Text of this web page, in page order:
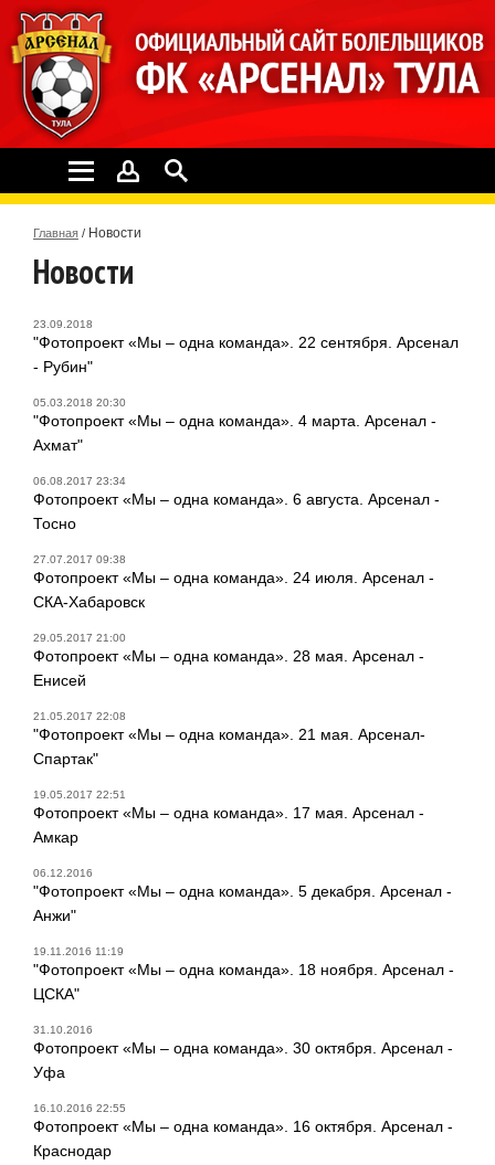
Главная / Новости
Новости
23.09.2018
"Фотопроект «Мы – одна команда». 22 сентября. Арсенал
- Рубин"
05.03.2018 20:30
"Фотопроект «Мы – одна команда». 4 марта. Арсенал -
Ахмат"
06.08.2017 23:34
Фотопроект «Мы – одна команда». 6 августа. Арсенал -
Тосно
27.07.2017 09:38
Фотопроект «Мы – одна команда». 24 июля. Арсенал -
СКА-Хабаровск
29.05.2017 21:00
Фотопроект «Мы – одна команда». 28 мая. Арсенал -
Енисей
21.05.2017 22:08
"Фотопроект «Мы – одна команда». 21 мая. Арсенал-
Спартак"
19.05.2017 22:51
Фотопроект «Мы – одна команда». 17 мая. Арсенал -
Амкар
06.12.2016
"Фотопроект «Мы – одна команда». 5 декабря. Арсенал -
Анжи"
19.11.2016 11:19
"Фотопроект «Мы – одна команда». 18 ноября. Арсенал -
ЦСКА"
31.10.2016
Фотопроект «Мы – одна команда». 30 октября. Арсенал -
Уфа
16.10.2016 22:55
Фотопроект «Мы – одна команда». 16 октября. Арсенал -
Краснодар